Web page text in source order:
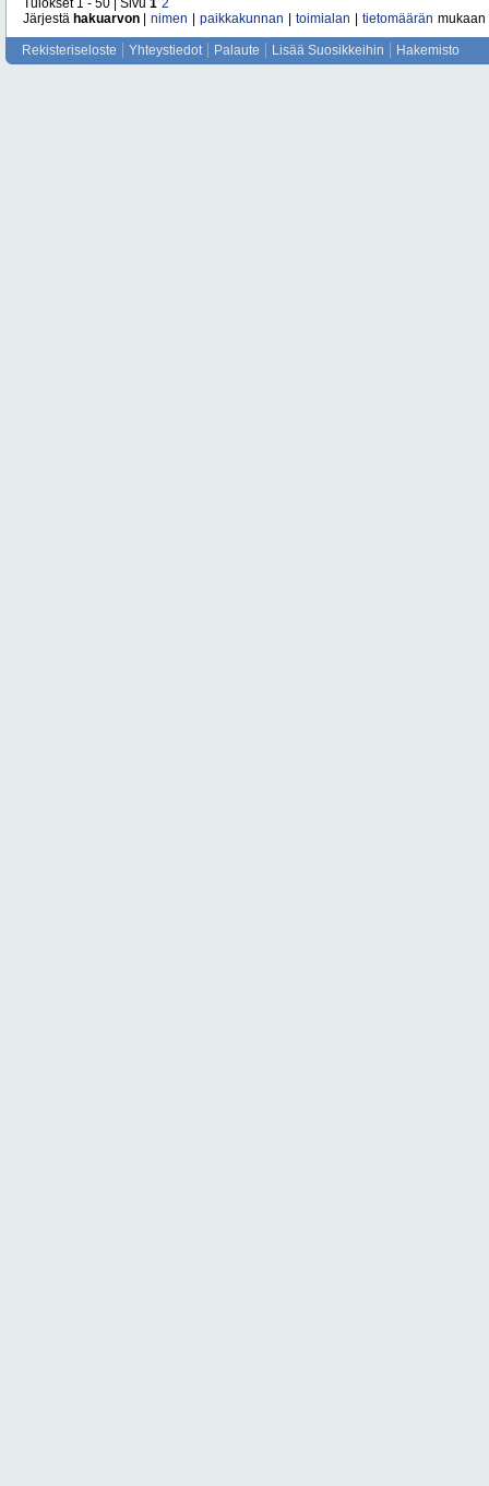
Tulokset 1 - 50 | Sivu 1 2
Järjestä hakuarvon nimen paikkakunnan toimialan tietomäärän mukaan
Rekisteriseloste Yhteystiedot Palaute Lisää Suosikkeihin Hakemisto